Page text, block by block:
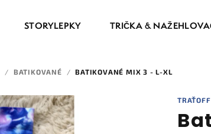
STORYLEPKY TRIČKA &
/ BATIKOVANÉ / BATIKOVANÉ MIX 3 - L-XL